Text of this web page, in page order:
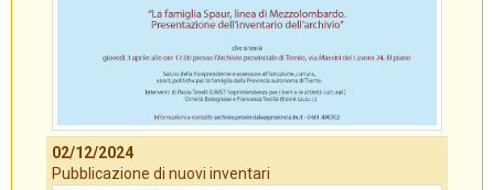
02/12/2024
Pubblicazione di nuovi inventari